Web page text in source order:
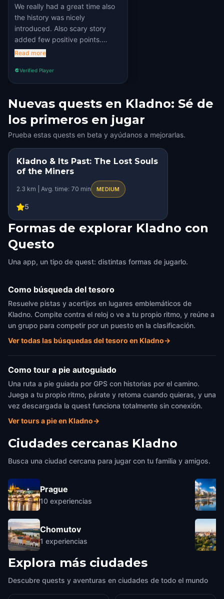
We really had a great time also
the history was nicely
introduced. Also scary story
added few positive points.
Really recommend 🤩
Read more
Verified Player
Nuevas quests en Kladno: Sé de
los primeros en jugar
Prueba estas quests en beta y ayúdanos a mejorarlas.
STEP INTO THE STORY
Kladno & Its Past: The Lost Souls
of the Miners
2.3 km | Avg. time: 70 min MEDIUM
5
Formas de explorar Kladno con
Questo
Una app, un tipo de quest: distintas formas de jugarlo.
Como búsqueda del tesoro
Resuelve pistas y acertijos en lugares emblemáticos de
Kladno. Compite contra el reloj o ve a tu propio ritmo, y reúne a
un grupo para competir por un puesto en la clasificación.
Ver todas las búsquedas del tesoro en Kladno→
Como tour a pie autoguiado
Una ruta a pie guiada por GPS con historias por el camino.
Juega a tu propio ritmo, párate y retoma cuando quieras, y una
vez descargada la quest funciona totalmente sin conexión.
Ver tours a pie en Kladno→
Ciudades cercanas Kladno
Busca una ciudad cercana para jugar con tu familia y amigos.
Prague
10 experiencias
Chomutov
1 experiencias
Explora más ciudades
Descubre quests y aventuras en ciudades de todo el mundo